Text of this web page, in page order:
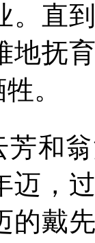
。直
地抚
。
和
迈，
的戴